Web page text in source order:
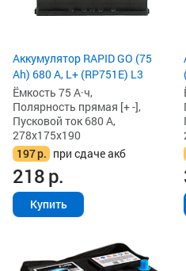
Аккумулятор RAPID GO (75
Ah) 680 А, L+ (RP751E) L3
Ёмкость 75 А·ч,
Полярность прямая [+ -],
Пусковой ток 680 А,
278x175x190
197р. при сдаче акб
218р.
Купить